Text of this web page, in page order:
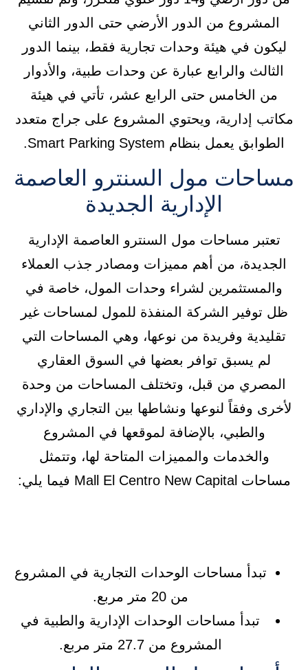
المشروع من الدور الأرضي حتى الدور الثاني
ليكون في هيئة وحدات تجارية فقط، بينما الدور
الثالث والرابع عبارة عن وحدات طبية، والأدوار
من الخامس حتى الرابع عشر، تأتي في هيئة
مكاتب إدارية، ويحتوي المشروع على جراج متعدد
الطوابق يعمل بنظام Smart Parking System.
مساحات مول السنترو العاصمة
الإدارية الجديدة
تعتبر مساحات مول السنترو العاصمة الإدارية
الجديدة، من أهم مميزات ومصادر جذب العملاء
والمستثمرين لشراء وحدات المول، خاصة في
ظل توفير الشركة المنفذة للمول لمساحات غير
تقليدية وفريدة من نوعها، وهي المساحات التي
لم يسبق توافر بعضها في السوق العقاري
المصري من قبل، وتختلف المساحات من وحدة
لأخرى وفقاً لنوعها ونشاطها بين التجاري والإداري
والطبي، بالإضافة لموقعها في المشروع
والخدمات والمميزات المتاحة لها، وتتمثل
مساحات Mall El Centro New Capital فيما يلي:
تبدأ مساحات الوحدات التجارية في المشروع
من 20 متر مربع.
تبدأ مساحات الوحدات الإدارية والطبية في
المشروع من 27.7 متر مربع.